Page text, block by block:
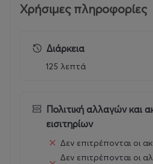
Χρήσιμες πληροφορίες
Διάρκεια
125 λεπτά
Πολιτική αλλαγών και
εισιτηρίων
Δεν επιτρέπονται οι
Δεν επιτρέπονται οι